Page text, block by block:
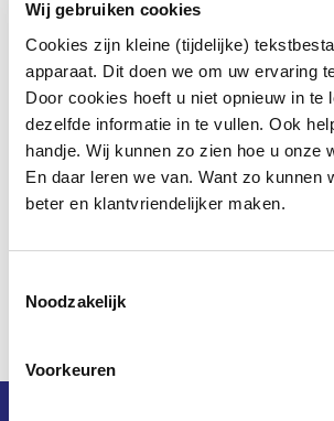
Wij gebruiken cookies
Cookies zijn kleine (tijdelijke)
apparaat. Dit doen we om uw ervaring
Door cookies hoeft u niet opnieuw in te
dezelfde informatie in te vullen. Ook
handje. Wij kunnen zo zien hoe u onze
En daar leren we van. Want zo kunnen
beter en klantvriendelijker maken.
Noodzakelijk
Voorkeuren
De Woningzoeker biedt een compleet
beschikbare sociale huurwoningen
woningcorporaties in 10 gemeenten.